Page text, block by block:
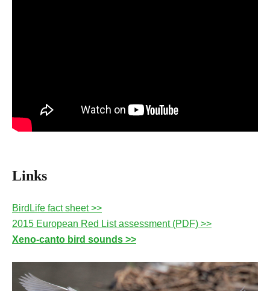
Links
BirdLife fact sheet >>
2015 European Red List assessment (PDF) >>
Xeno-canto bird sounds >>